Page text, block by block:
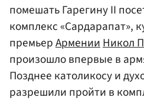
помешать Гарегину II
комплекс «Сардарапат»,
премьерАрменииНикол
произошло впервые в
Позднее католикосу и
разрешили пройти в